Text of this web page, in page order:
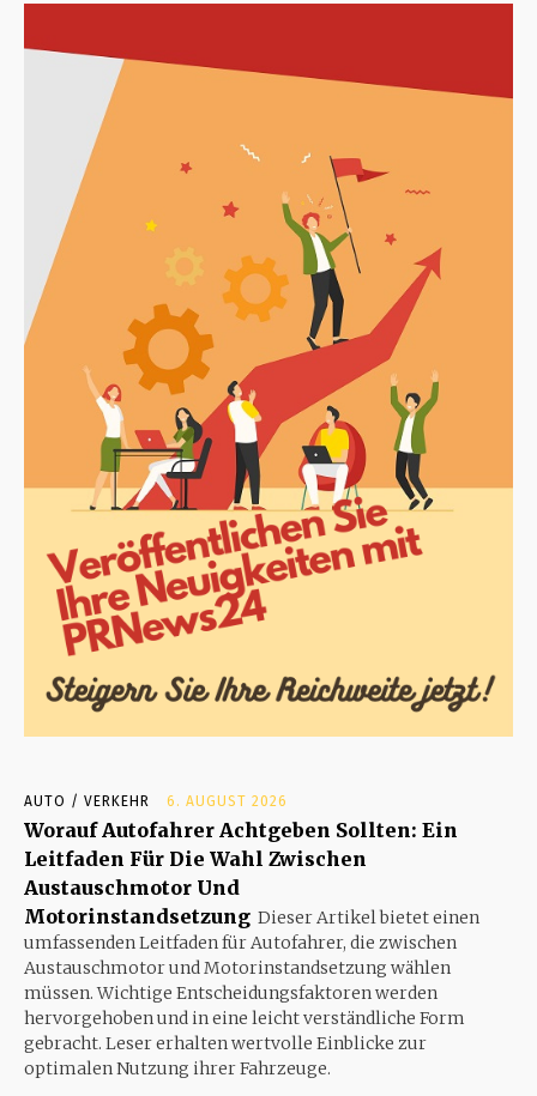
AUTO / VERKEHR 6. AUGUST 2026
Worauf Autofahrer Achtgeben Sollten: Ein
Leitfaden Für Die Wahl Zwischen
Austauschmotor Und
Motorinstandsetzung Dieser Artikel bietet einen
umfassenden Leitfaden für Autofahrer, die zwischen
Austauschmotor und Motorinstandsetzung wählen
müssen. Wichtige Entscheidungsfaktoren werden
hervorgehoben und in eine leicht verständliche Form
gebracht. Leser erhalten wertvolle Einblicke zur
optimalen Nutzung ihrer Fahrzeuge.